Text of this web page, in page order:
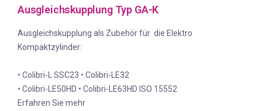
Ausgleichskupplung Typ GA-K
Ausgleichskupplung als Zubehör für die Elektro
Kompaktzylinder:
• Colibri-L SSC23 • Colibri-LE32
• Colibri-LE50HD • Colibri-LE63HD ISO 15552
Erfahren Sie mehr